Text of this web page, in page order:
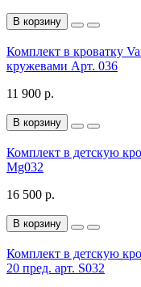
В корзину
Комплект в кроватку
кружевами Арт. 036
11 900 р.
В корзину
Комплект в детскую
Mg032
16 500 р.
В корзину
Комплект в детскую
20 пред. арт. S032